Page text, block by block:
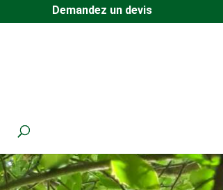
Demandez un devis